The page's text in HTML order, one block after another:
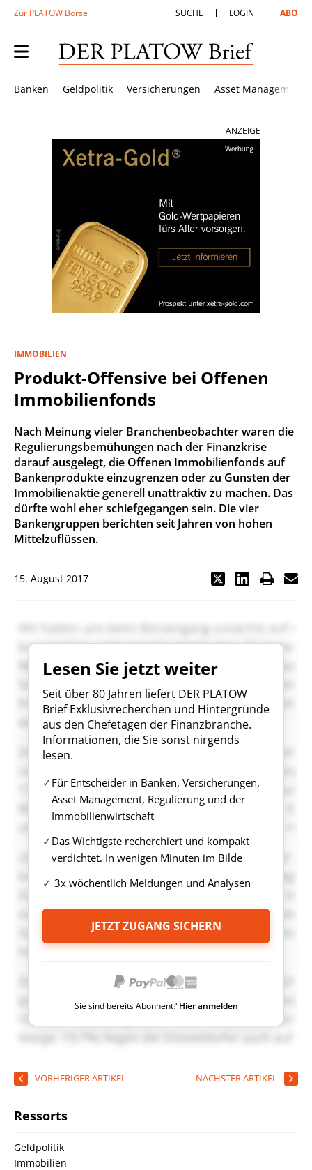
Zur PLATOW Börse SUCHE LOGIN ABO
Banken Geldpolitik Versicherungen Asset Management
ANZEIGE
IMMOBILIEN
Produkt-Offensive bei Offenen
Immobilienfonds
Nach Meinung vieler Branchenbeobachter waren die
Regulierungsbemühungen nach der Finanzkrise
darauf ausgelegt, die Offenen Immobilienfonds auf
Bankenprodukte einzugrenzen oder zu Gunsten der
Immobilienaktie generell unattraktiv zu machen. Das
dürfte wohl eher schiefgegangen sein. Die vier
Bankengruppen berichten seit Jahren von hohen
Mittelzuflüssen.
15. August 2017
Lesen Sie jetzt weiter
Seit über 80 Jahren liefert DER PLATOW
Brief Exklusivrecherchen und Hintergründe
aus den Chefetagen der Finanzbranche.
Informationen, die Sie sonst nirgends
lesen.
Für Entscheider in Banken, Versicherungen,
Asset Management, Regulierung und der
Immobilienwirtschaft
Das Wichtigste recherchiert und kompakt
verdichtet. In wenigen Minuten im Bilde
3x wöchentlich Meldungen und Analysen
JETZT ZUGANG SICHERN
Sie sind bereits Abonnent? Hier anmelden
VORHERIGER ARTIKEL NÄCHSTER ARTIKEL
Ressorts
Geldpolitik
Immobilien